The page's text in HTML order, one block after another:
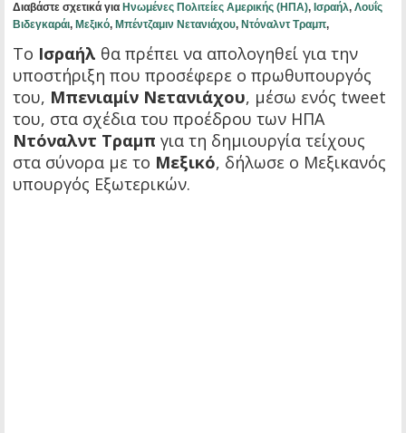
Διαβάστε σχετικά για Ηνωμένες Πολιτείες Αμερικής (ΗΠΑ), Ισραήλ, Λουΐς
Βιδεγκαράι, Μεξικό, Μπέντζαμιν Νετανιάχου, Ντόναλντ Τραμπ,
Το Ισραήλ θα πρέπει να απολογηθεί για την
υποστήριξη που προσέφερε ο πρωθυπουργός
του, Μπενιαμίν Νετανιάχου, μέσω ενός tweet
του, στα σχέδια του προέδρου των ΗΠΑ
Ντόναλντ Τραμπ για τη δημιουργία τείχους
στα σύνορα με το Μεξικό, δήλωσε ο Μεξικανός
υπουργός Εξωτερικών.